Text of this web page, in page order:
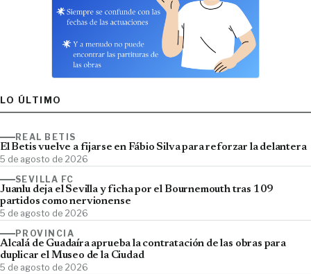
LO ÚLTIMO
REAL BETIS
El Betis vuelve a fijarse en Fábio Silva para reforzar la delantera
5 de agosto de 2026
SEVILLA FC
Juanlu deja el Sevilla y ficha por el Bournemouth tras 109
partidos como nervionense
5 de agosto de 2026
PROVINCIA
Alcalá de Guadaíra aprueba la contratación de las obras para
duplicar el Museo de la Ciudad
5 de agosto de 2026